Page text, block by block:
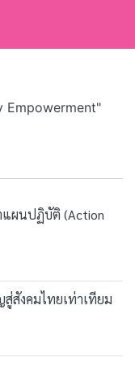
Empowerment"
แผนปฏิบัติ (Action
สังคมไทยเท่าเทียม